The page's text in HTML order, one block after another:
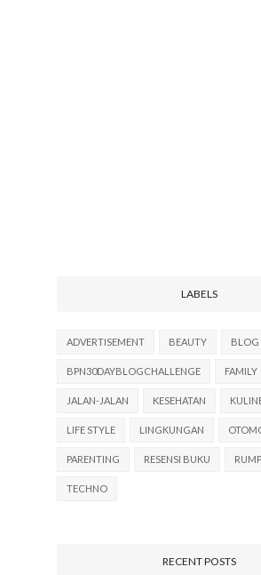
LABELS
ADVERTISEMENT BEAUTY BLOG
BPN30DAYBLOGCHALLENGE FAMILY
JALAN-JALAN KESEHATAN
LIFE STYLE LINGKUNGAN
PARENTING RESENSI BUKU
TECHNO
RECENT POSTS